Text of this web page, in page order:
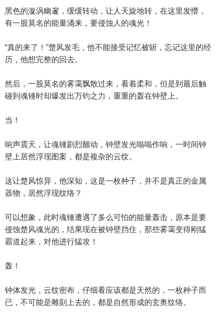
黑色的漩涡幽邃，缓缓转动，让人天旋地转，在这里发懵，
有一股莫名的能量涌来，要侵蚀人的魂光！
“真的来了！”楚风发毛，他不能接受记忆被斩，忘记这里的经
历，他想完整的回去。
然后，一股莫名的雾霭飘散过来，看着柔和，但是到最后触
碰到魂锺时却爆发出万钧之力，重重的轰在钟壁上。
当！
响声震天，让魂锺剧烈颤动，钟壁发光嗡嗡作响，一时间钟
壁上居然浮现图案，都是複杂的云纹。
这让楚风惊异，他深知，这是一枚种子，并不是真正的金属
器物，居然浮现纹络？
可以想象，此时魂锺遭遇了多么可怕的能量轰击，原本是要
侵蚀楚风魂光的，结果现在被钟壁挡住，那些雾霭变得刚猛
霸道起来，对他进行猛攻！
轰！
钟体发光，云纹密布，仔细看应该都是天然的，一枚种子而
已，不可能是雕刻上去的，都是自然形成的玄奥纹络。